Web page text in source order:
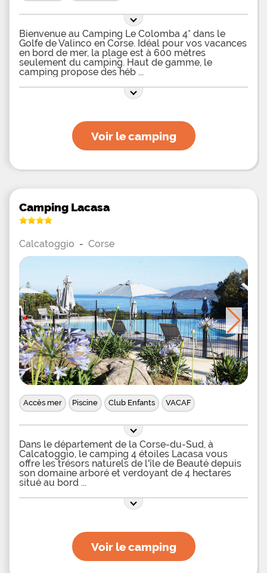
Bienvenue au Camping Le Colomba 4* dans le
Golfe de Valinco en Corse. Idéal pour vos vacances
en bord de mer, la plage est à 600 mètres
seulement du camping. Haut de gamme, le
camping propose des héb
Voir le camping
Camping Lacasa
Calcatoggio - Corse
Accès mer Piscine Club Enfants VACAF
Dans le département de la Corse-du-Sud, à
Calcatoggio, le camping 4 étoiles Lacasa vous
offre les trésors naturels de l'île de Beauté depuis
son domaine arboré et verdoyant de 4 hectares
situé au bord
Voir le camping